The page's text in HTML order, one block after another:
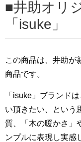
井助オリ
「isuke」
この商品は、井助が
商品です。
「isuke」ブランド
い頂きたい、という
質、「木の暖かさ」
ンプルに表現し実感